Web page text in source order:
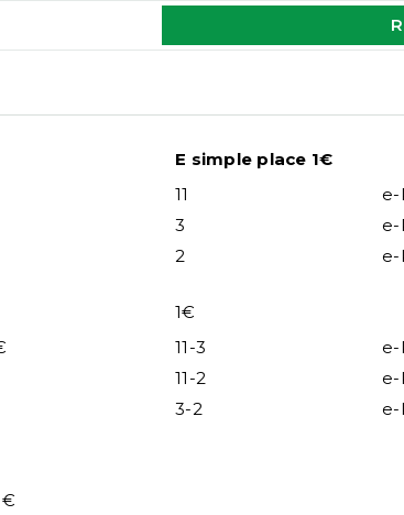
E simple place 1€
11
e-
3
e-
2
e-
1€
11-3
e-
11-2
e-
3-2
e-
€